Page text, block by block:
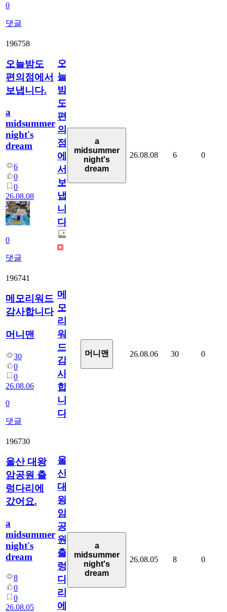
0
댓글
196758
오늘밤도
편의점에서
보냅니다.
a
midsummer
night's
dream
6
0
0
26.08.08
0
댓글
오
늘
밤
도
편
의
점
에
서
보
냅
니
다.
a
midsummer
night's
dream
26.08.08 6 0
196741
메모리워드
감사합니다
머니맨
30
0
0
26.08.06
0
댓글
메
모
리
워
드
감
사
합
니
다
머니맨 26.08.06 30 0
196730
울산 대왕
암공원 출
렁다리에
갔어요.
a
midsummer
night's
dream
8
0
0
26.08.05
울
산
대
왕
암
공
원
출
렁
다
리
에
a
midsummer
night's
dream
26.08.05 8 0